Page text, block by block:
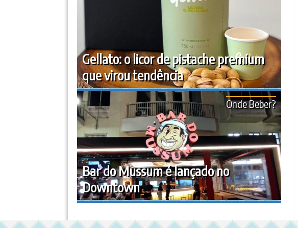
Gellato: o licor de pistache premium
que virou tendência
Bar do Mussum é lançado no
Downtown
Onde Beber?